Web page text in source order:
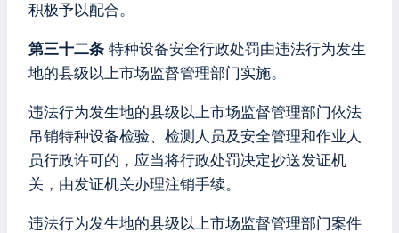
积极予以配合。
第三十二条 特种设备安全行政处罚由违法行为发生
地的县级以上市场监督管理部门实施。
违法行为发生地的县级以上市场监督管理部门依法
吊销特种设备检验、检测人员及安全管理和作业人
员行政许可的，应当将行政处罚决定抄送发证机
关，由发证机关办理注销手续。
违法行为发生地的县级以上市场监督管理部门案件